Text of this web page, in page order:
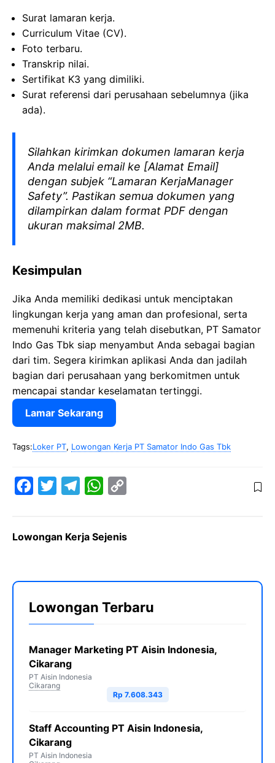
Surat lamaran kerja.
Curriculum Vitae (CV).
Foto terbaru.
Transkrip nilai.
Sertifikat K3 yang dimiliki.
Surat referensi dari perusahaan sebelumnya (jika
ada).
Silahkan kirimkan dokumen lamaran kerja
Anda melalui email ke [Alamat Email]
dengan subjek “Lamaran KerjaManager
Safety”. Pastikan semua dokumen yang
dilampirkan dalam format PDF dengan
ukuran maksimal 2MB.
Kesimpulan
Jika Anda memiliki dedikasi untuk menciptakan
lingkungan kerja yang aman dan profesional, serta
memenuhi kriteria yang telah disebutkan, PT Samator
Indo Gas Tbk siap menyambut Anda sebagai bagian
dari tim. Segera kirimkan aplikasi Anda dan jadilah
bagian dari perusahaan yang berkomitmen untuk
mencapai standar keselamatan tertinggi.
Lamar Sekarang
Tags:Loker PT, Lowongan Kerja PT Samator Indo Gas Tbk
e
o
k
t
e
e
r
m
W
t
A
p
y
i
k
Lowongan Kerja Sejenis
Lowongan Terbaru
Manager Marketing PT Aisin Indonesia,
Cikarang
PT Aisin Indonesia
Cikarang
Rp 7.608.343
Staff Accounting PT Aisin Indonesia,
Cikarang
PT Aisin Indonesia